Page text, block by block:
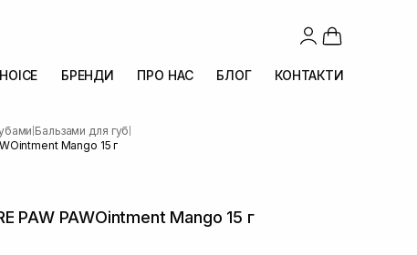
БРЕНДИ ПРО НАС БЛОГ КОНТАКТИ
Бальзами для губ
Mango 15 г
PAW PAWOintment Mango 15 г